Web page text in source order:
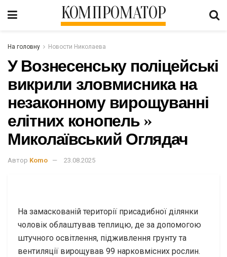
КОМПРОМАТОР
На головну Новости Николаева
У Вознесенську поліцейські
викрили зловмисника на
незаконному вирощуванні
елітних конопель »
Миколаївський Оглядач
Автор Komo 23.08.2025
На замаскованій території присадибної ділянки
чоловік облаштував теплицю, де за допомогою
штучного освітлення, підживлення грунту та
вентиляції вирощував 99 нарковмісних рослин.